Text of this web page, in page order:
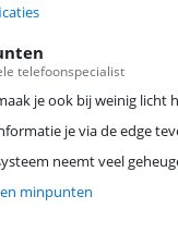
telefoonspecialist
je ook bij weinig licht
je via de edge
neemt veel
minpunten